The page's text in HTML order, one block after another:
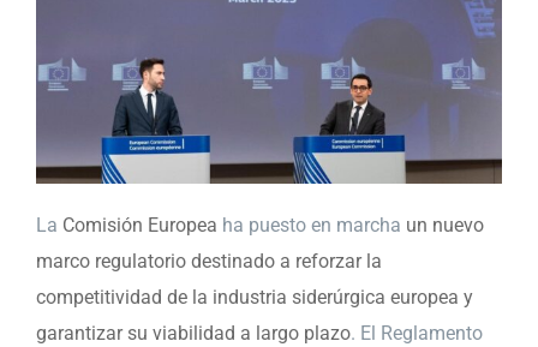
La Comisión Europea ha puesto en marcha un nuevo
marco regulatorio destinado a reforzar la
competitividad de la industria siderúrgica europea y
garantizar su viabilidad a largo plazo. El Reglamento